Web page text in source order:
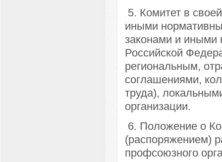
5. Комитет в
иными
законами и иными
Российской
региональным,
соглашениями,
труда),
организации.
6. Положение о
(распоряжением)
профсоюзного